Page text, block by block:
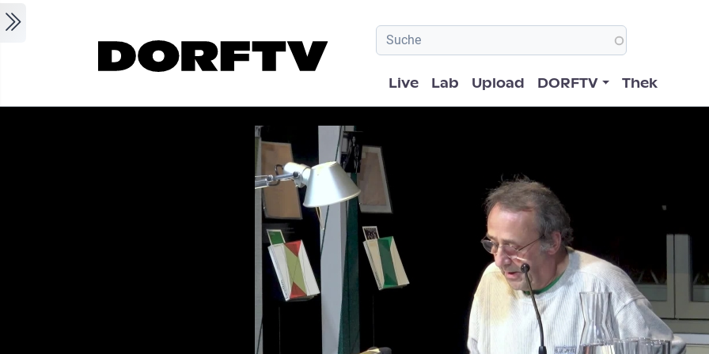
Hauptnavigation
Live Lab Upload DORFTV Thek